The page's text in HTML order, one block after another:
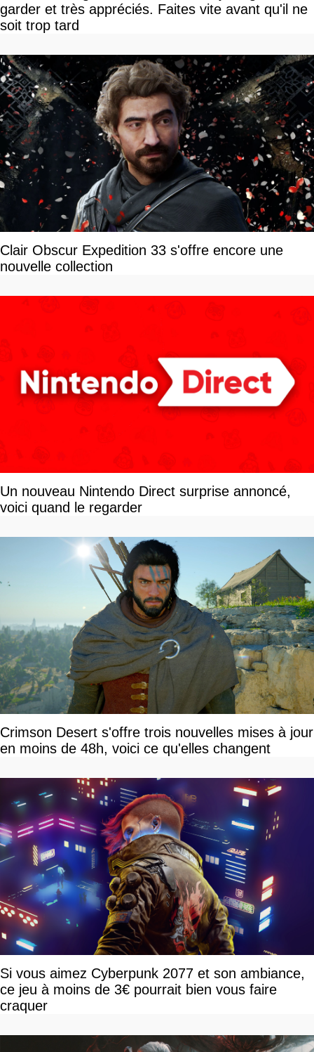
garder et très appréciés. Faites vite avant qu'il ne
soit trop tard
Clair Obscur Expedition 33 s'offre encore une
nouvelle collection
Un nouveau Nintendo Direct surprise annoncé,
voici quand le regarder
Crimson Desert s'offre trois nouvelles mises à jour
en moins de 48h, voici ce qu'elles changent
Si vous aimez Cyberpunk 2077 et son ambiance,
ce jeu à moins de 3€ pourrait bien vous faire
craquer